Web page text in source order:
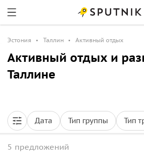
Эстония Таллин Активный отдых
Активный отдых и
Таллине
Дата Тип группы Тип
5 предложений